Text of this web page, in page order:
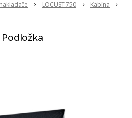
LOCUST 750
Kabína
Podložka